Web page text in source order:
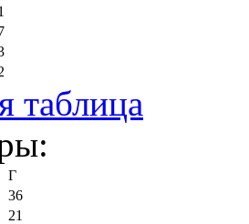
таблица
Г
36
21